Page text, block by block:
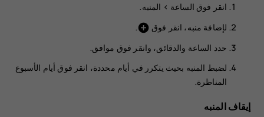
انقر فوق الساعة‏‎ > المنبه.
لإضافة منبه، انقر فوق add_circle
.
حدد الساعة والدقائق، وانقر فوق موافق.
لضبط المنبه بحيث يتكرر في أيام محددة، انقر فوق أيام الأسبوع
المناظرة.
إيقاف المنبه